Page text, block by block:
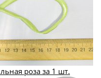
роза за 1 шт.